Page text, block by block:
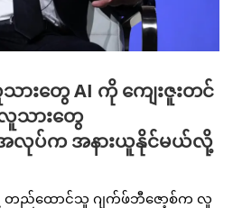
ားတွေ AI ကို ကျေးဇူးတင်
လူသားတွေ
အလုပ်က အနားယူနိုင်မယ်လို့
တည်ထောင်သူ ဂျက်ဖ်ဘီဇော့စ်က လူ